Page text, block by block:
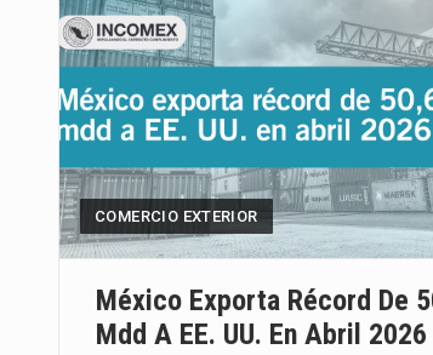
Los créditos
La industria
La inversión fija
El gobierno de
El Departamento
COMERCIO EXTERIOR
México Exporta Récord De
Mdd A EE. UU. En Abril 2026